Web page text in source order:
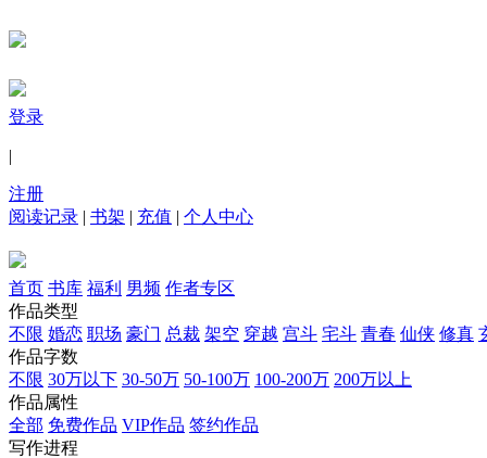
登录
|
注册
阅读记录 | 书架 | 充值 | 个人中心
首页 书库 福利 男频 作者专区
作品类型
不限 婚恋 职场 豪门 总裁 架空 穿越 宫斗 宅斗 青春 仙侠 修真
作品字数
不限 30万以下 30-50万 50-100万 100-200万 200万以上
作品属性
全部 免费作品 VIP作品 签约作品
写作进程